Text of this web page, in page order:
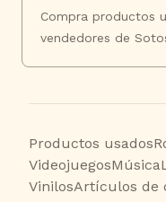
Compra productos
vendedores de
Productos usados
VideojuegosMúsica
VinilosArtículos de